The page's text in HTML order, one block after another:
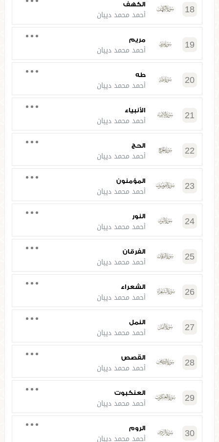
18 الكهف
أحمد محمد ديبان
19 مريم
أحمد محمد ديبان
20 طه
أحمد محمد ديبان
21 الأنبياء
أحمد محمد ديبان
22 الحج
أحمد محمد ديبان
23 المؤمنون
أحمد محمد ديبان
24 النور
أحمد محمد ديبان
25 الفرقان
أحمد محمد ديبان
26 الشعراء
أحمد محمد ديبان
27 النمل
أحمد محمد ديبان
28 القصص
أحمد محمد ديبان
29 العنكبوت
أحمد محمد ديبان
30 الروم
أحمد محمد ديبان